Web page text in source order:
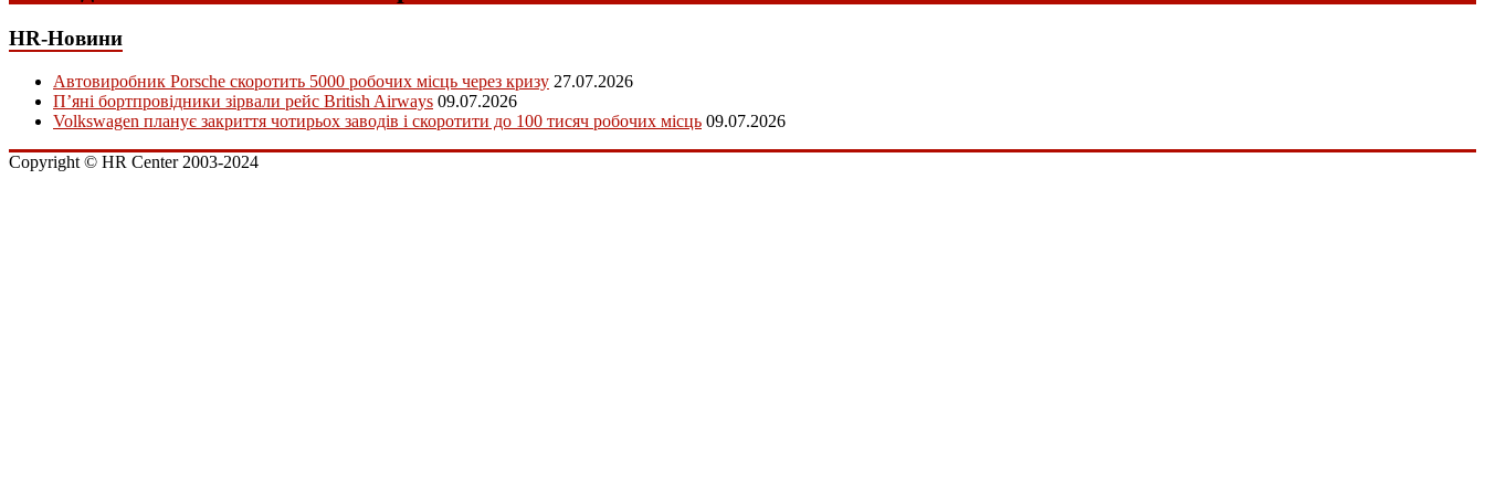
HR-Новини
Автовиробник Porsche скоротить 5000 робочих місць через кризу 27.07.2026
П’яні бортпровідники зірвали рейс British Airways 09.07.2026
Volkswagen планує закриття чотирьох заводів і скоротити до 100 тисяч робочих місць 09.07.2026
Copyright © HR Center 2003-2024